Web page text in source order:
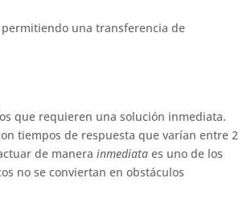
una transferencia de
que requieren una solución inmediata.
tiempos de respuesta que varían entre 2
de manerainmediata es uno de los
no se conviertan en obstáculos